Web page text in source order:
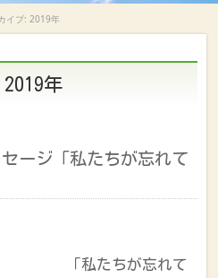
イブ: 2019年
年
ージ「私たちが忘れて
が忘れて